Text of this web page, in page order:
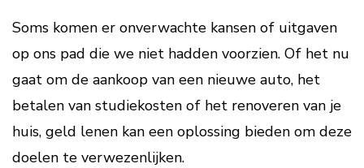
Soms komen er onverwachte kansen of uitgaven
op ons pad die we niet hadden voorzien. Of het nu
gaat om de aankoop van een nieuwe auto, het
betalen van studiekosten of het renoveren van je
huis, geld lenen kan een oplossing bieden om deze
doelen te verwezenlijken.